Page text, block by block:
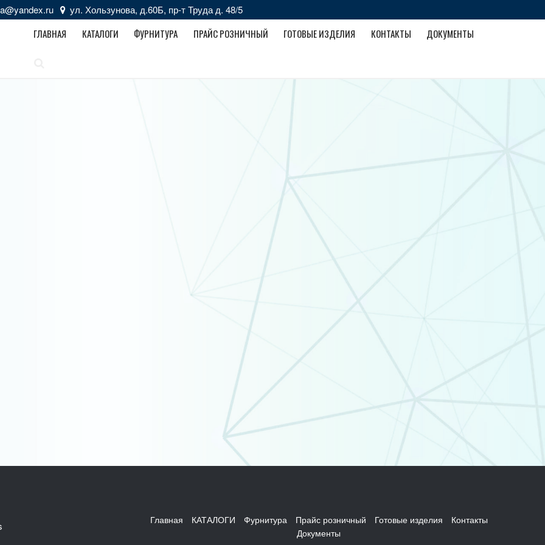
ул. Хользунова, д.60Б, пр-т Труда д. 48/5
ГЛАВНАЯ КАТАЛОГИ ФУРНИТУРА ПРАЙС РОЗНИЧНЫЙ ГОТОВЫЕ ИЗДЕЛИЯ КОНТАКТЫ ДОКУМЕНТЫ
Главная КАТАЛОГИ Фурнитура Прайс розничный Готовые изделия
Контакты
Документы